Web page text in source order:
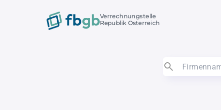
Verrechnungstelle
Republik Österreich